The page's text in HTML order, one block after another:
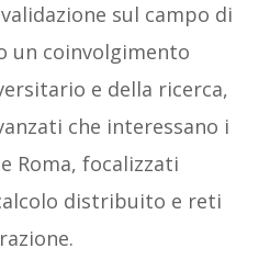
sul campo di
un coinvolgimento
e della ricerca,
che interessano i
Roma, focalizzati
distribuito e reti